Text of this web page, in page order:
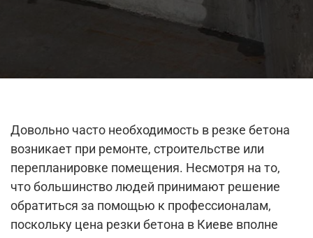
Довольно часто необходимость в резке бетона
возникает при ремонте, строительстве или
перепланировке помещения. Несмотря на то,
что большинство людей принимают решение
обратиться за помощью к профессионалам,
поскольку цена резки бетона в Киеве вполне